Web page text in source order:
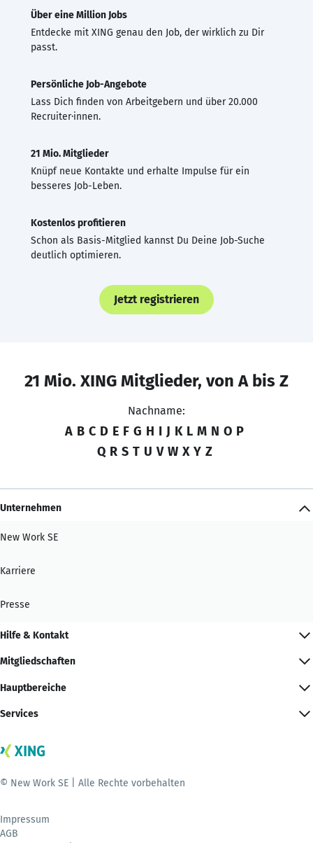
Über eine Million Jobs
Entdecke mit XING genau den Job, der wirklich zu Dir
passt.
Persönliche Job-Angebote
Lass Dich finden von Arbeitgebern und über 20.000
Recruiter·innen.
21 Mio. Mitglieder
Knüpf neue Kontakte und erhalte Impulse für ein
besseres Job-Leben.
Kostenlos profitieren
Schon als Basis-Mitglied kannst Du Deine Job-Suche
deutlich optimieren.
Jetzt registrieren
21 Mio. XING Mitglieder, von A bis Z
Nachname:
A B C D E F G H I J K L M N O P
Q R S T U V W X Y Z
Unternehmen
New Work SE
Karriere
Presse
Hilfe & Kontakt
Mitgliedschaften
Hauptbereiche
Services
© New Work SE | Alle Rechte vorbehalten
Impressum
AGB